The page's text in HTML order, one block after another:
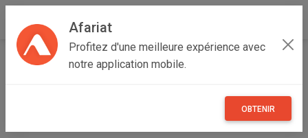
Afariat
Profitez d'une meilleure expérience avec
notre application mobile.
OBTENIR
Accueil Annonceur Mohamed